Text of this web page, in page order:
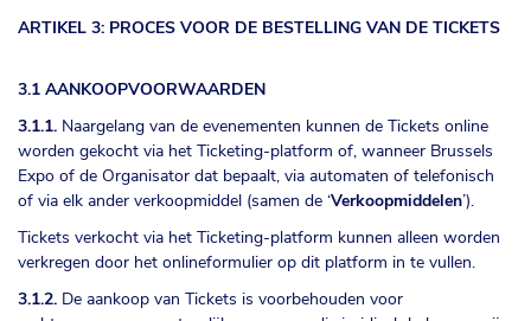
ARTIKEL 3: PROCES VOOR DE BESTELLING VAN DE TICKETS
3.1 AANKOOPVOORWAARDEN
3.1.1. Naargelang van de evenementen kunnen de Tickets online
worden gekocht via het Ticketing-platform of, wanneer Brussels
Expo of de Organisator dat bepaalt, via automaten of telefonisch
of via elk ander verkoopmiddel (samen de ‘Verkoopmiddelen’).
Tickets verkocht via het Ticketing-platform kunnen alleen worden
verkregen door het onlineformulier op dit platform in te vullen.
3.1.2. De aankoop van Tickets is voorbehouden voor